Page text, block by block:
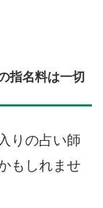
指名料は一切
りの占い師
もしれませ